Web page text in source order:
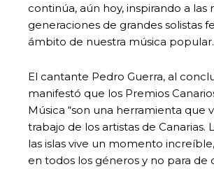
continúa, aún hoy, inspirando a las
generaciones de grandes solistas
ámbito de nuestra música popular.
El cantante Pedro Guerra, al
manifestó que los Premios
Música “son una herramienta que
trabajo de los artistas de Canarias.
las islas vive un momento
en todos los géneros y no para de